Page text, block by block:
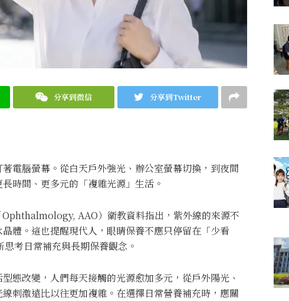
分享到微信 分享到Twitter
電腦螢幕。從白天戶外強光、辦公室螢幕切換，到夜間
時間、更多元的「複雜光源」生活。
AAO）衛教資料指出，紫外線的來源不
體。這也提醒現代人，眼睛保養不應只停留在「少看
考日常補充與長期保養觀念。
態改變，人們每天接觸的光源愈加多元，從戶外陽光、
刺激遠比以往更加複雜。在選擇日常營養補充時，應關